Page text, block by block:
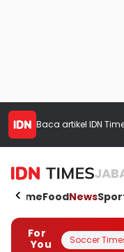
Baca artikel IDN
HomeFoodNews
For
You
Soccer